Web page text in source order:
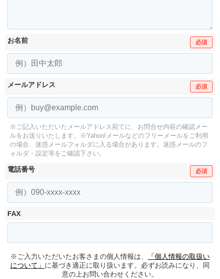
お名前 必須
メールアドレス 必須
※ご記入いただいたメールアドレス宛てに、お問合せ内容の確認メー
ルをお送りいたします。
※Yahoo!メールなどのフリーメールをご利用
の場合、迷惑メールフォルダに入る場合があります。 迷惑メールのフ
ォルダ・設定等をご確認下さい。
電話番号 必須
FAX
※ご入力いただいたお客さまの個人情報は、
「個人情報の取扱い
について」 に基づき適正に取り扱います。必ずお読みになり、同
意の上お問い合わせください。